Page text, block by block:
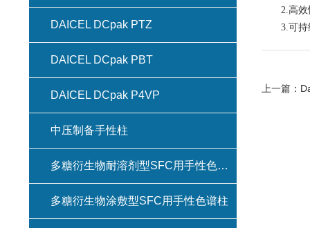
2.高效性
3.可持续
上一篇：
DAICEL DCpak PTZ
DAICEL DCpak PBT
DAICEL DCpak P4VP
中压制备手性柱
多糖衍生物耐溶剂型SFC用手性色谱柱(键合型手性色谱柱)
多糖衍生物涂敷型SFC用手性色谱柱